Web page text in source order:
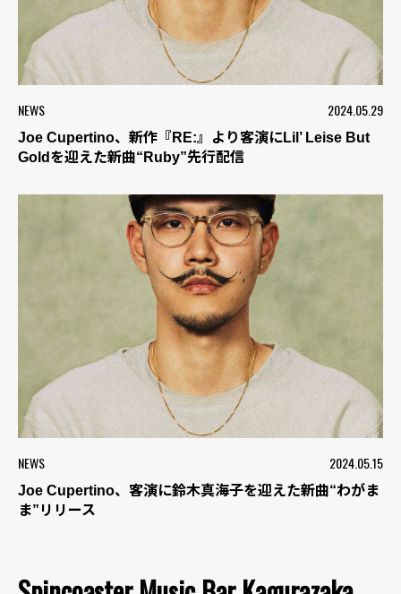
NEWS 2024.05.29
Joe Cupertino、新作『RE:』より客演にLil’ Leise But
Goldを迎えた新曲“Ruby”先行配信
NEWS 2024.05.15
Joe Cupertino、客演に鈴木真海子を迎えた新曲“わがま
ま”リリース